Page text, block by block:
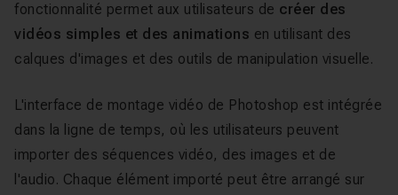
fonctionnalité permet aux utilisateurs de créer des
vidéos simples et des animations en utilisant des
calques d'images et des outils de manipulation visuelle.
L'interface de montage vidéo de Photoshop est intégrée
dans la ligne de temps, où les utilisateurs peuvent
importer des séquences vidéo, des images et de
l'audio. Chaque élément importé peut être arrangé sur